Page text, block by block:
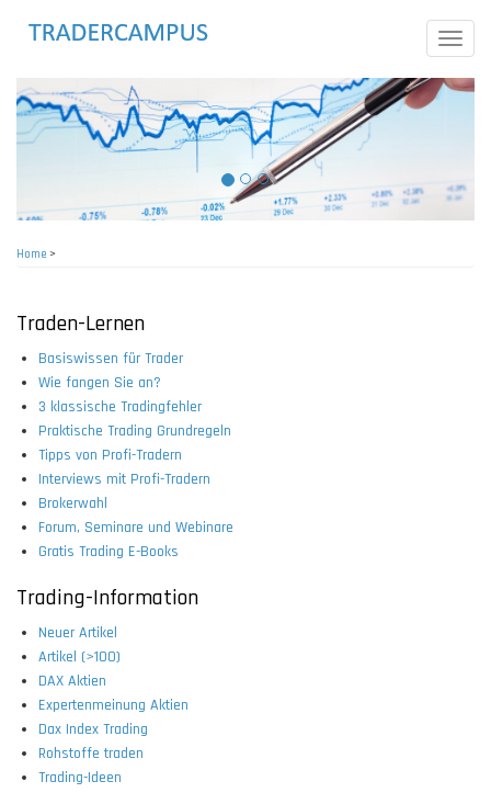
content
Toggle
Home>
Traden-Lernen
Basiswissen für Trader
Wie fangen Sie an?
3 klassische Tradingfehler
Praktische Trading Grundregeln
Tipps von Profi-Tradern
Interviews mit Profi-Tradern
Brokerwahl
Forum, Seminare und Webinare
Gratis Trading E-Books
Trading-Information
Neuer Artikel
Artikel (>100)
DAX Aktien
Expertenmeinung Aktien
Dax Index Trading
Rohstoffe traden
Trading-Ideen